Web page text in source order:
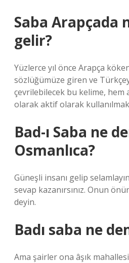
Saba Arapçada
gelir?
Yüzlerce yıl önce Arapça
sözlüğümüze giren ve
çevrilebilecek bu kelime, hem
olarak aktif olarak
Bad-ı Saba ne
Osmanlıca?
Güneşli insanı gelip
sevap kazanırsınız. Onun
deyin.
Badı saba ne
Ama şairler ona âşık